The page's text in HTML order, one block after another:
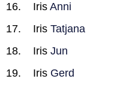
Iris Anni
Iris Tatjana
Iris Jun
Iris Gerd